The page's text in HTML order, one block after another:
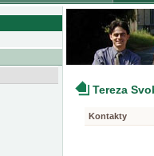
Tereza
Kontakty